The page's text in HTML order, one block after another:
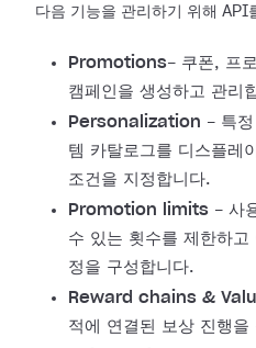
다음 기능을 관리하기 위해 API
Promotions- 쿠폰, 프
캠페인을 생성하고 관리
Personalization - 특정
템 카탈로그를 디스플레
조건을 지정합니다.
Promotion limits - 사
수 있는 횟수를 제한하고
정을 구성합니다.
Reward chains &
적에 연결된 보상 진행을